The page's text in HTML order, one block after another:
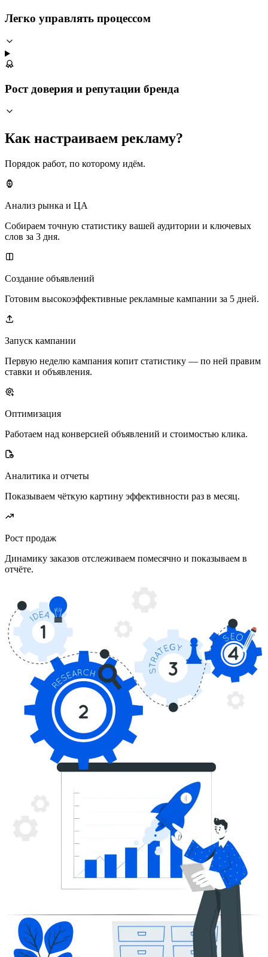
Легко управлять процессом
Рост доверия и репутации бренда
Как настраиваем рекламу?
Порядок работ, по которому идём.
Анализ рынка и ЦА
Собираем точную статистику вашей аудитории и ключевых
слов за 3 дня.
Создание объявлений
Готовим высокоэффективные рекламные кампании за 5 дней.
Запуск кампании
Первую неделю кампания копит статистику — по ней правим
ставки и объявления.
Оптимизация
Работаем над конверсией объявлений и стоимостью клика.
Аналитика и отчеты
Показываем чёткую картину эффективности раз в месяц.
Рост продаж
Динамику заказов отслеживаем помесячно и показываем в
отчёте.